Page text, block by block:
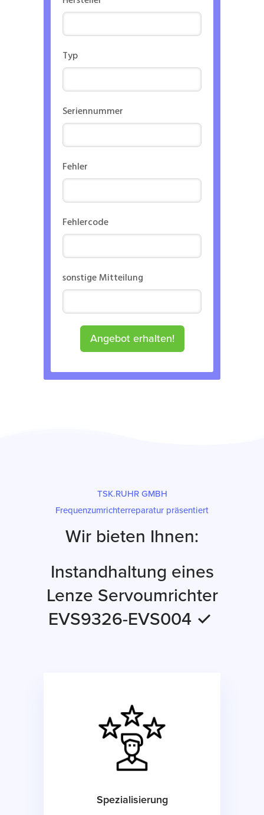
Typ
Seriennummer
Fehler
Fehlercode
sonstige Mitteilung
Angebot erhalten!
TSK.RUHR GMBH
Frequenzumrichterreparatur präsentiert
Wir bieten Ihnen:
Instandhaltung eines
Lenze Servoumrichter
EVS9326-EVS004 ✓
Spezialisierung